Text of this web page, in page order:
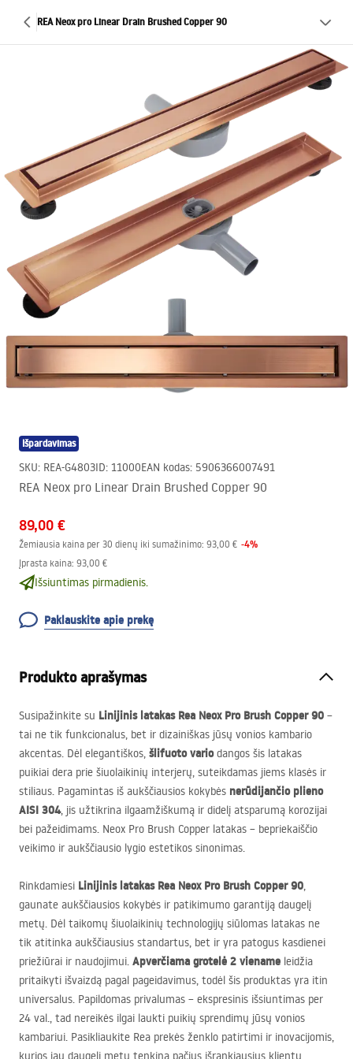
REA Neox pro Linear Drain Brushed Copper 90
Išpardavimas
SKU: REA-G4803ID: 11000EAN kodas: 5906366007491
REA Neox pro Linear Drain Brushed Copper 90
89,00 €
Žemiausia kaina per 30 dienų iki sumažinimo: 93,00 € -4%
Įprasta kaina: 93,00 €
Išsiuntimas pirmadienis.
Paklauskite apie prekę
Produkto aprašymas
Susipažinkite su Linijinis latakas Rea Neox Pro Brush Copper 90 –
tai ne tik funkcionalus, bet ir dizainiškas jūsų vonios kambario
akcentas. Dėl elegantiškos, šlifuoto variodangos šis latakas
puikiai dera prie šiuolaikinių interjerų, suteikdamas jiems klasės ir
stiliaus. Pagamintas iš aukščiausios kokybės nerūdijančio plieno
AISI 304, jis užtikrina ilgaamžiškumą ir didelį atsparumą korozijai
bei pažeidimams. Neox Pro Brush Copper latakas – bepriekaiščio
veikimo ir aukščiausio lygio estetikos sinonimas.
Rinkdamiesi Linijinis latakas Rea Neox Pro Brush Copper 90,
gaunate aukščiausios kokybės ir patikimumo garantiją daugelį
metų. Dėl taikomų šiuolaikinių technologijų siūlomas latakas ne
tik atitinka aukščiausius standartus, bet ir yra patogus kasdienei
priežiūrai ir naudojimui. Apverčiama grotelė 2 viename leidžia
pritaikyti išvaizdą pagal pageidavimus, todėl šis produktas yra itin
universalus. Papildomas privalumas – ekspresinis išsiuntimas per
24 val., tad nereikės ilgai laukti puikių sprendimų jūsų vonios
kambariui. Pasikliaukite Rea prekės ženklo patirtimi ir inovacijomis,
kurios jau daugelį metų tenkina pačius išrankiausius klientų